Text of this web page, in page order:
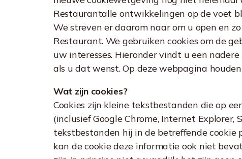
Restaurantalle ontwikkelingen op de voet
We streven er daarom naar om u open en
Restaurant. We gebruiken cookies om de
uw interesses. Hieronder vindt u een
als u dat wenst. Op deze webpagina
Wat zijn cookies?
Cookies zijn kleine tekstbestanden die op
(inclusief Google Chrome, Internet
tekstbestanden hij in de betreffende cookie
kan de cookie deze informatie ook niet